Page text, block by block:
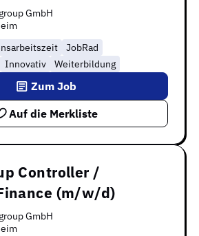
GmbH
JobRad
Innovativ Weiterbildung
Auf die Merkliste
Zum Job
Controller /
(m/w/d)
GmbH